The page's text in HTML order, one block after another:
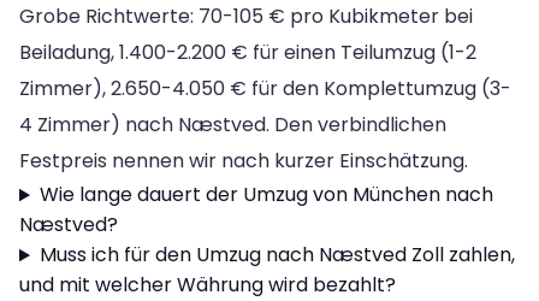
Grobe Richtwerte: 70-105 € pro Kubikmeter bei
Beiladung, 1.400-2.200 € für einen Teilumzug (1-2
Zimmer), 2.650-4.050 € für den Komplettumzug (3-
4 Zimmer) nach Næstved. Den verbindlichen
Festpreis nennen wir nach kurzer Einschätzung.
Wie lange dauert der Umzug von München nach
Næstved?
Muss ich für den Umzug nach Næstved Zoll zahlen,
und mit welcher Währung wird bezahlt?